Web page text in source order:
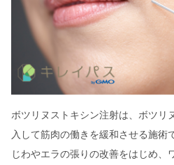
ボツリヌストキシン注射は、ボツリ
入して筋肉の働きを緩和させる施術
じわやエラの張りの改善をはじめ、